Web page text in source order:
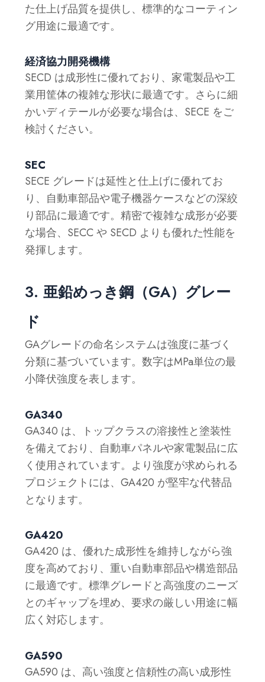
た仕上げ品質を提供し、標準的なコーティン
グ用途に最適です。
経済協力開発機構
SECD は成形性に優れており、家電製品や工
業用筐体の複雑な形状に最適です。さらに細
かいディテールが必要な場合は、SECE をご
検討ください。
SEC
SECE グレードは延性と仕上げに優れてお
り、自動車部品や電子機器ケースなどの深絞
り部品に最適です。精密で複雑な成形が必要
な場合、SECC や SECD よりも優れた性能を
発揮します。
3. 亜鉛めっき鋼（GA）グレー
ド
GAグレードの命名システムは強度に基づく
分類に基づいています。数字はMPa単位の最
小降伏強度を表します。
GA340
GA340 は、トップクラスの溶接性と塗装性
を備えており、自動車パネルや家電製品に広
く使用されています。より強度が求められる
プロジェクトには、GA420 が堅牢な代替品
となります。
GA420
GA420 は、優れた成形性を維持しながら強
度を高めており、重い自動車部品や構造部品
に最適です。標準グレードと高強度のニーズ
とのギャップを埋め、要求の厳しい用途に幅
広く対応します。
GA590
GA590 は、高い強度と信頼性の高い成形性